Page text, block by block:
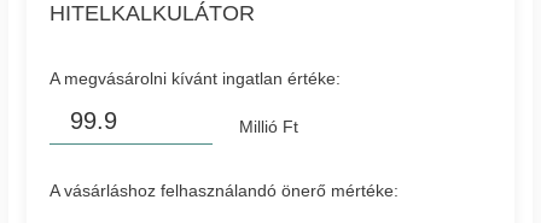
HITELKALKULÁTOR
A megvásárolni kívánt ingatlan értéke:
Millió Ft
A vásárláshoz felhasználandó önerő mértéke: